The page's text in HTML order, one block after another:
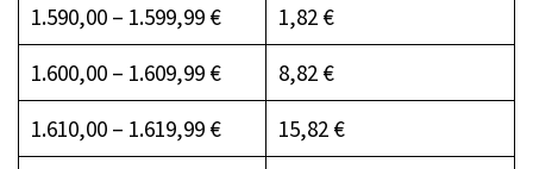
1.590,00 – 1.599,99 €
1,82 €
1.600,00 – 1.609,99 €
8,82 €
1.610,00 – 1.619,99 €
15,82 €